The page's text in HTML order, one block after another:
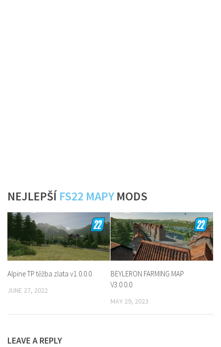
NEJLEPŠÍ FS22 MAPYMODS
Alpine TP těžba zlata v1.0.0.0
JUNE 27, 2022
BEYLERON FARMING MAP
V3.0.0.0
MAY 29, 2023
LEAVE A REPLY